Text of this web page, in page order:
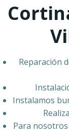
Reparación
Instalamos
Para